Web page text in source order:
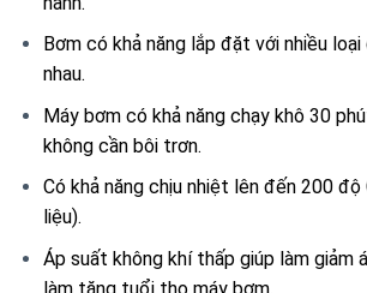
Bơm có khả năng lắp đặt với nhiều
nhau.
Máy bơm có khả năng chạy khô 30
không cần bôi trơn.
Có khả năng chịu nhiệt lên đến 200
liệu).
Áp suất không khí thấp giúp làm giảm